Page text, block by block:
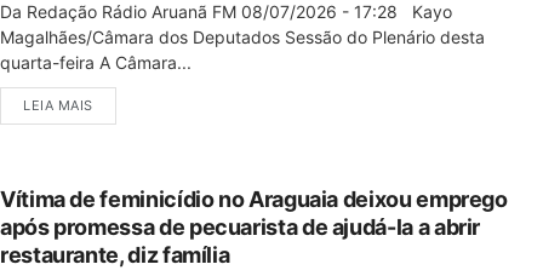
Da Redação Rádio Aruanã FM 08/07/2026 - 17:28 Kayo
Magalhães/Câmara dos Deputados Sessão do Plenário desta
quarta-feira A Câmara...
LEIA MAIS
Vítima de feminicídio no Araguaia deixou emprego
após promessa de pecuarista de ajudá-la a abrir
restaurante, diz família